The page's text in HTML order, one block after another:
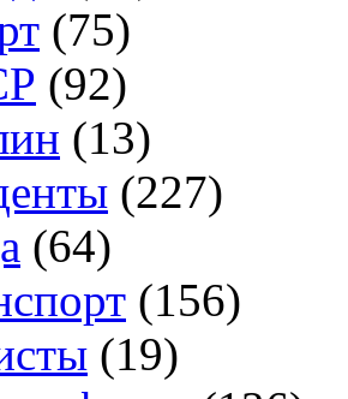
(75)
(92)
(13)
(227)
(64)
(156)
(19)